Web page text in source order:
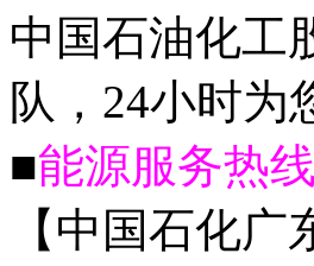
中国石油化工
队，24小时为
■能源服务热线
【中国石化广